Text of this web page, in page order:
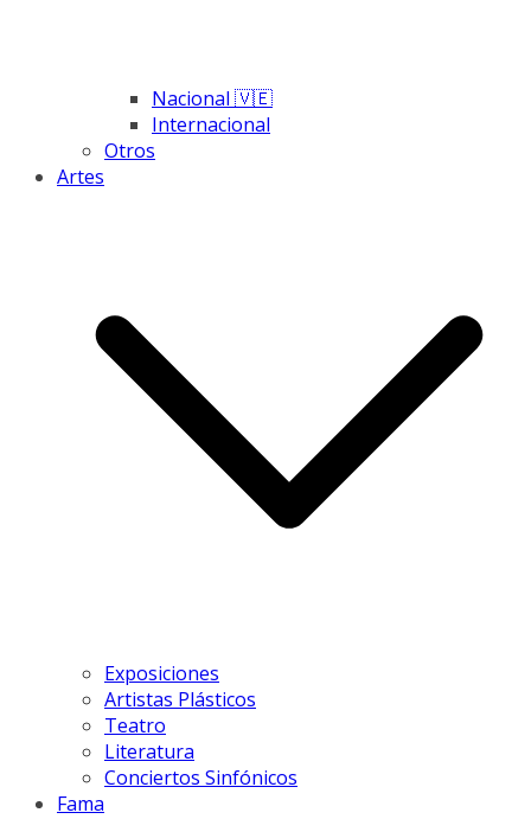
Nacional 🇻🇪
Internacional
Otros
Artes
Exposiciones
Artistas Plásticos
Teatro
Literatura
Conciertos Sinfónicos
Fama